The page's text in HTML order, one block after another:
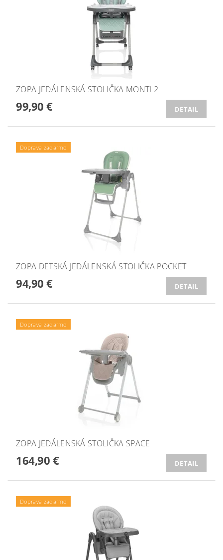
ZOPA JEDÁLENSKÁ STOLIČKA MONTI 2
99,90 € DETAIL
Doprava zadarmo
ZOPA DETSKÁ JEDÁLENSKÁ STOLIČKA POCKET
94,90 € DETAIL
Doprava zadarmo
ZOPA JEDÁLENSKÁ STOLIČKA SPACE
164,90 € DETAIL
Doprava zadarmo